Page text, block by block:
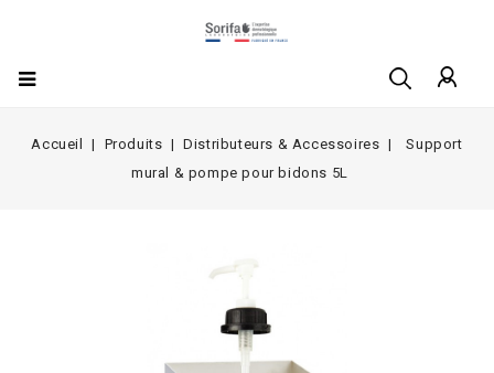
Accueil Produits Distributeurs & Accessoires
Support
mural & pompe pour bidons 5L